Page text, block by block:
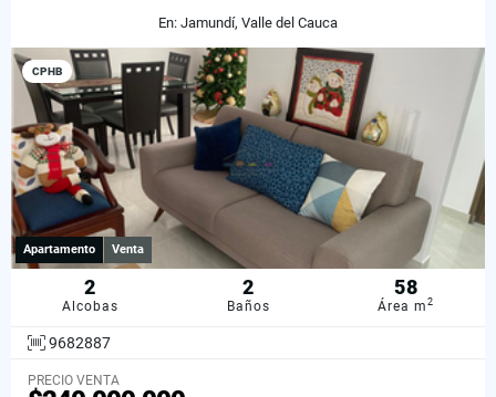
En: Jamundí, Valle del Cauca
CPHB
Apartamento Venta
2
Alcobas
2
Baños
58
Área m2
9682887
PRECIO VENTA